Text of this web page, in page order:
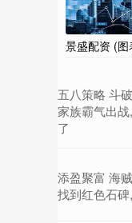
景盛配资 (图
五八策略 斗
家族霸气出
了
添盈聚富 海
找到红色石